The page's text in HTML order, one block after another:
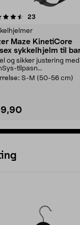
23
Maze KinetiCore
sykkelhjelm til
og sikker justering med
tilpasn...
S-M (50-56 cm)
4.5 av 5 stjerner